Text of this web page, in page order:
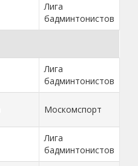
Лига
бадминтонистов
Лига
бадминтонистов
Москомспорт
Лига
бадминтонистов